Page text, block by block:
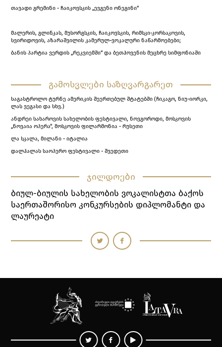
თავადი გრემინი - ჩაიკოვსკის „ევგენი ონეგინი“
მალერის, გლინკას, მუსორგსკის, ჩაიკოვსკის, რიმსკი-კორსაკოვის,
სვირიდოვის, აზარაშვილის კამერულ-ვოკალური ნაწარმოებები;
ბანის პარტია ვერდის „რეკვიემში“ და ბეთჰოვენის მეცხრე სიმფონიაში
გამოსვლები საზღვარგარეთ
საგასტროლო ტურნე ამერიკის შეერთებულ შტატებში (ჩიკაგო, ნიუ-იორკი,
ლას ვეგასი და სხვ.)
ანდრეი სახაროვის სახელობის ფესტივალი, ნოვგოროდი, მოსკოვის
„ნოვაია ოპერა“, მოსკოვის ფილარმონია - რუსეთი
ლა სკალა, მილანი - იტალია
დალჰალას საოპერო ფესტივალი - შვედეთი
ჯილდოები
Ბიულ-Ბიულის Სახელობის Ვოკალისტთა Ბაქოს
Საერთაშორისო Კონკურსების Დიპლომანტი Და
Ლაურეატი